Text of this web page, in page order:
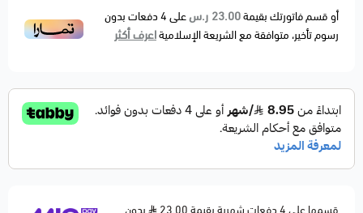
Fitment.
🚗 الموديلات المتوافقة
⚙️ مواصفات المنتج
🔹 القطعة: غطاء كشاف صدام أمامي
🔹 الخامة: بلاستيك مقوى عالي الجودة
🔹 مقاوم للعوامل الجوية والحرارة
أو قسم فاتورتك بقيمة23.00 ر.س على4دفعات بدون
رسوم تأخير، متوافقة مع الشريعة الإسلاميةاعرف أكثر